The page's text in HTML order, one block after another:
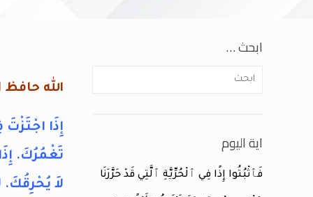
الله حافظ
إِذَا اجْتَزْتَ
تَغْمُرُكَ.
لاَ يُحْرِقُكَ.
ابحث …
اية اليوم
فَٱثْبُتُوا إِذًا فِي ٱلْحُرِّيَّةِ ٱلَّتِي قَدْ حَرَّرَنَا